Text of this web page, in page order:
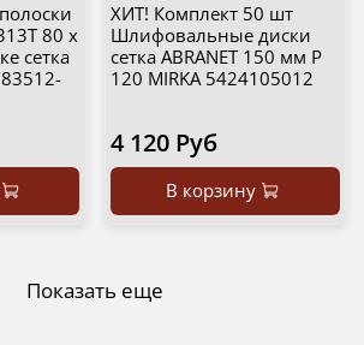
80 х
сетка
ХИТ! Комплект 50 шт
Шлифовальные диски
сетка ABRANET 150 мм Р
120 MIRKA 5424105012
4 120 Руб
В корзину
Показать еще